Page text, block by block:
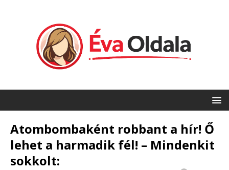
Atombombaként robbant a hír! Ő
lehet a harmadik fél! – Mindenkit
sokkolt: